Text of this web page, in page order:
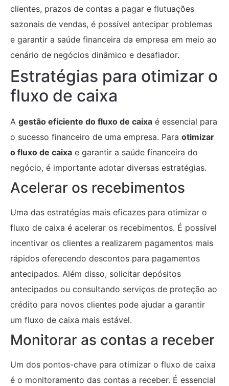
clientes, prazos de contas a pagar e flutuações
sazonais de vendas, é possível antecipar problemas
e garantir a saúde financeira da empresa em meio ao
cenário de negócios dinâmico e desafiador.
Estratégias para otimizar o
fluxo de caixa
A gestão eficiente do fluxo de caixa é essencial para
o sucesso financeiro de uma empresa. Para otimizar
o fluxo de caixa e garantir a saúde financeira do
negócio, é importante adotar diversas estratégias.
Acelerar os recebimentos
Uma das estratégias mais eficazes para otimizar o
fluxo de caixa é acelerar os recebimentos. É possível
incentivar os clientes a realizarem pagamentos mais
rápidos oferecendo descontos para pagamentos
antecipados. Além disso, solicitar depósitos
antecipados ou consultando serviços de proteção ao
crédito para novos clientes pode ajudar a garantir
um fluxo de caixa mais estável.
Monitorar as contas a receber
Um dos pontos-chave para otimizar o fluxo de caixa
é o monitoramento das contas a receber. É essencial